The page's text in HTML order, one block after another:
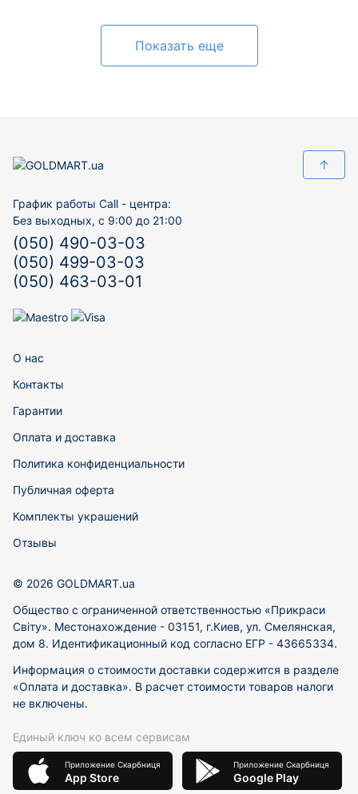
Показать еще
↑
График работы Call - центра:
Без выходных, с 9:00 до 21:00
(050) 490-03-03
(050) 499-03-03
(050) 463-03-01
О нас
Контакты
Гарантии
Оплата и доставка
Политика конфиденциальности
Публичная оферта
Комплекты украшений
Отзывы
© 2026 GOLDMART.ua
Общество с ограниченной ответственностью «Прикраси
Світу». Местонахождение - 03151, г.Киев, ул. Смелянская,
дом 8. Идентификационный код согласно ЕГР - 43665334.
Информация о стоимости доставки содержится в разделе
«Оплата и доставка». В расчет стоимости товаров налоги
не включены.
Единый ключ ко всем сервисам
Приложение Скарбниця
App Store
Приложение Скарбниця
Google Play